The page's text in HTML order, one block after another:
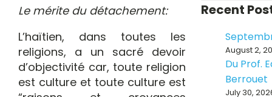
Le mérite du détachement:
L’haïtien, dans toutes les
religions, a un sacré devoir
d’objectivité car, toute religion
est culture et toute culture est
Recent
August 2,
Du Prof.
Berrouet
July 30,